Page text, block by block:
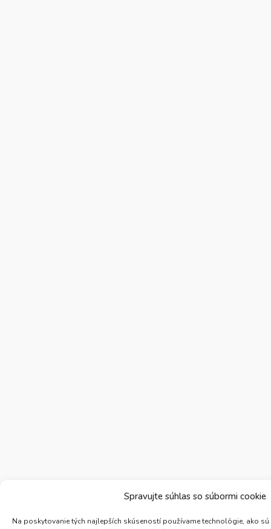
Spravujte súhlas so súbormi cookie
Na poskytovanie tých najlepších skúseností používame technológie, ako